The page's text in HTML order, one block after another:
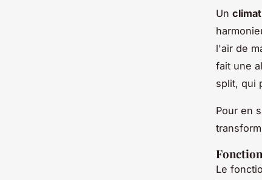
Un
l'air de
fait une
split, qui
Pour en
Le